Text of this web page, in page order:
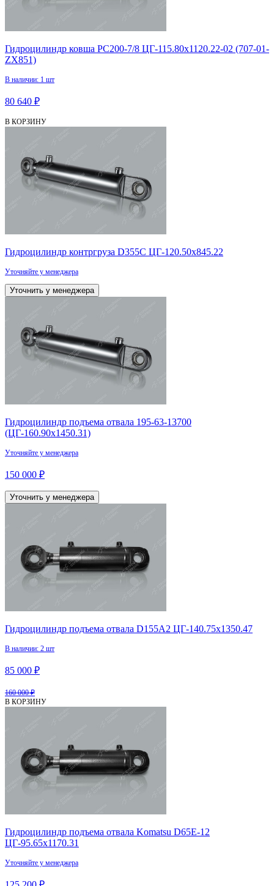
Гидроцилиндр ковша PC200-7/8 ЦГ-115.80х1120.22-02 (707-01-
ZX851)
В наличии: 1 шт
80 640 ₽
В КОРЗИНУ
Гидроцилиндр контргруза D355C ЦГ-120.50х845.22
Уточняйте у менеджера
Уточнить у менеджера
Гидроцилиндр подъема отвала 195-63-13700
(ЦГ-160.90х1450.31)
Уточняйте у менеджера
150 000 ₽
Уточнить у менеджера
Гидроцилиндр подъема отвала D155A2 ЦГ-140.75х1350.47
В наличии: 2 шт
85 000 ₽
160 000 ₽
В КОРЗИНУ
Гидроцилиндр подъема отвала Komatsu D65E-12
ЦГ-95.65х1170.31
Уточняйте у менеджера